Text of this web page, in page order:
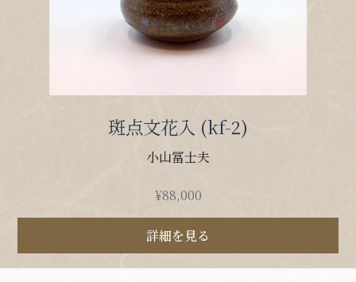
斑点文花入 (kf-2)
小山冨士夫
¥88,000
詳細を見る